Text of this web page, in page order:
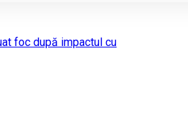
foc după impactul cu